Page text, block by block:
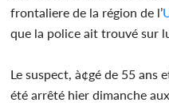
frontaliere de la région de l’
que la police ait trouvé sur
Le suspect, à¢gé de 55 ans
été arrêté hier dimanche